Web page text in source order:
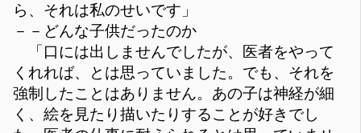
ら、それは私のせいです」
－－どんな子供だったのか
「口には出しませんでしたが、医者をやって
くれれば、とは思っていました。でも、それを
強制したことはありません。あの子は神経が細
く、絵を見たり描いたりすることが好きでし